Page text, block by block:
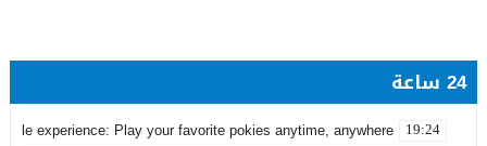
24 ساعة
19:24
experience: Play your favorite pokies anytime, anywhere